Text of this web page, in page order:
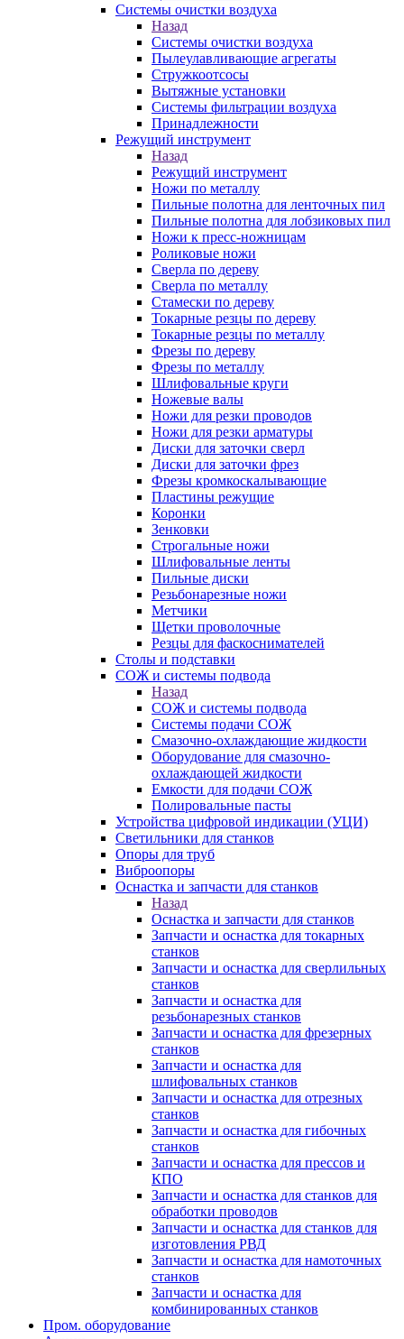
Системы очистки воздуха
Назад
Системы очистки воздуха
Пылеулавливающие агрегаты
Стружкоотсосы
Вытяжные установки
Системы фильтрации воздуха
Принадлежности
Режущий инструмент
Назад
Режущий инструмент
Ножи по металлу
Пильные полотна для ленточных пил
Пильные полотна для лобзиковых пил
Ножи к пресс-ножницам
Роликовые ножи
Сверла по дереву
Сверла по металлу
Стамески по дереву
Токарные резцы по дереву
Токарные резцы по металлу
Фрезы по дереву
Фрезы по металлу
Шлифовальные круги
Ножевые валы
Ножи для резки проводов
Ножи для резки арматуры
Диски для заточки сверл
Диски для заточки фрез
Фрезы кромкоскалывающие
Пластины режущие
Коронки
Зенковки
Строгальные ножи
Шлифовальные ленты
Пильные диски
Резьбонарезные ножи
Метчики
Щетки проволочные
Резцы для фаскоснимателей
Столы и подставки
СОЖ и системы подвода
Назад
СОЖ и системы подвода
Системы подачи СОЖ
Смазочно-охлаждающие жидкости
Оборудование для смазочно-
охлаждающей жидкости
Емкости для подачи СОЖ
Полировальные пасты
Устройства цифровой индикации (УЦИ)
Светильники для станков
Опоры для труб
Виброопоры
Оснастка и запчасти для станков
Назад
Оснастка и запчасти для станков
Запчасти и оснастка для токарных
станков
Запчасти и оснастка для сверлильных
станков
Запчасти и оснастка для
резьбонарезных станков
Запчасти и оснастка для фрезерных
станков
Запчасти и оснастка для
шлифовальных станков
Запчасти и оснастка для отрезных
станков
Запчасти и оснастка для гибочных
станков
Запчасти и оснастка для прессов и
КПО
Запчасти и оснастка для станков для
обработки проводов
Запчасти и оснастка для станков для
изготовления РВД
Запчасти и оснастка для намоточных
станков
Запчасти и оснастка для
комбинированных станков
Пром. оборудование